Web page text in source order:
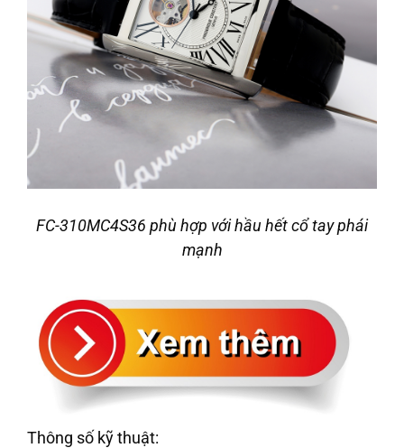
FC-310MC4S36 phù hợp với hầu hết cổ tay phái
mạnh
Thông số kỹ thuật: